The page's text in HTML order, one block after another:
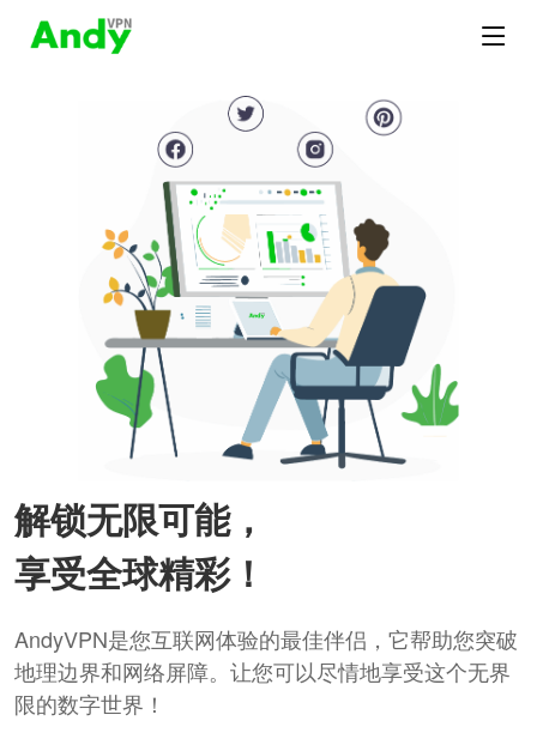
解锁无限可能，
享受全球精彩！
AndyVPN是您互联网体验的最佳伴侣，它帮助您突破
地理边界和网络屏障。让您可以尽情地享受这个无界
限的数字世界！